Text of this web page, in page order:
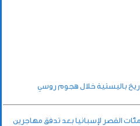
باليستية خلال هجوم روسي
القصر لإسبانيا بعد تدفق مهاجرين